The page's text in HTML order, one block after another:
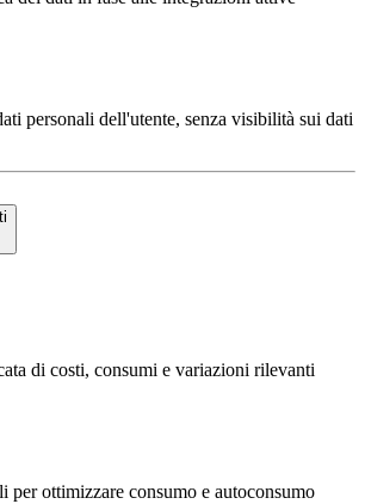
personali dell'utente, senza visibilità sui dati
di costi, consumi e variazioni rilevanti
per ottimizzare consumo e autoconsumo